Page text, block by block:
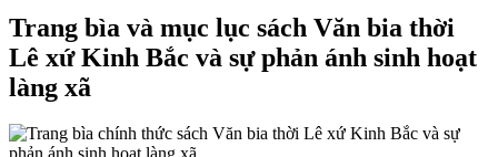
Trang bìa và mục lục sách Văn bia thời
Lê xứ Kinh Bắc và sự phản ánh sinh hoạt
làng xã